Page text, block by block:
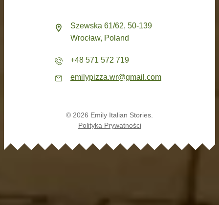
Szewska 61/62, 50-139
Wrocław, Poland
+48 571 572 719
emilypizza.wr@gmail.com
© 2026 Emily Italian Stories.
Polityka Prywatności